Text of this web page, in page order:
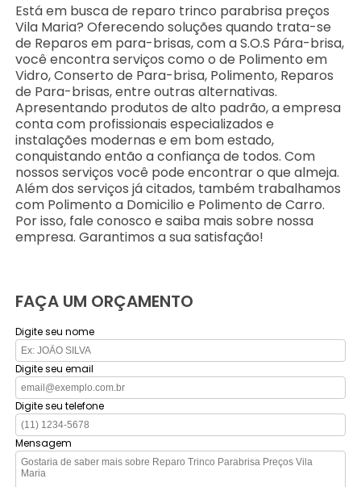
Está em busca de reparo trinco parabrisa preços
Vila Maria? Oferecendo soluções quando trata-se
de Reparos em para-brisas, com a S.O.S Pára-brisa,
você encontra serviços como o de Polimento em
Vidro, Conserto de Para-brisa, Polimento, Reparos
de Para-brisas, entre outras alternativas.
Apresentando produtos de alto padrão, a empresa
conta com profissionais especializados e
instalações modernas e em bom estado,
conquistando então a confiança de todos. Com
nossos serviços você pode encontrar o que almeja.
Além dos serviços já citados, também trabalhamos
com Polimento a Domicilio e Polimento de Carro.
Por isso, fale conosco e saiba mais sobre nossa
empresa. Garantimos a sua satisfação!
FAÇA UM ORÇAMENTO
Digite seu nome
Digite seu email
Digite seu telefone
Mensagem